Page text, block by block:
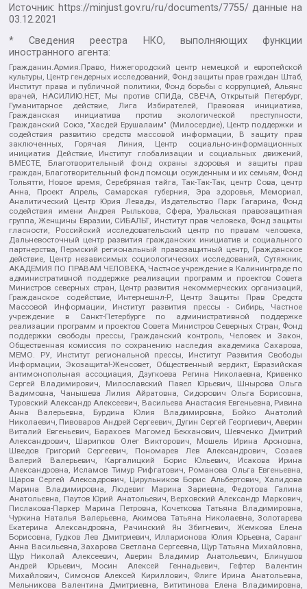
Источник: https://minjust.gov.ru/ru/documents/7755/ данные на
03.12.2021
* Сведения реестра НКО, выполняющих функции
иностранного агента:
Гражданин.Армия.Право, Нижегородский центр немецкой и европейской
культуры, Центр гендерных исследований, Фонд защиты прав граждан Штаб,
Институт права и публичной политики, Фонд борьбы с коррупцией, Альянс
врачей, НАСИЛИЮ.НЕТ, Мы против СПИДа, СВЕЧА, Открытый Петербург,
Гуманитарное действие, Лига Избирателей, Правовая инициатива,
Гражданская инициатива против экологической преступности,
Гражданский Союз, "Хасдей Ерушалаим" (Милосердие), Центр поддержки и
содействия развитию средств массовой информации, В защиту прав
заключенных, Горячая Линия, Центр социально-информационных
инициатив Действие, Институт глобализации и социальных движений,
ВМЕСТЕ, Благотворительный фонд охраны здоровья и защиты прав
граждан, Благотворительный фонд помощи осужденным и их семьям, Фонд
Тольятти, Новое время, Серебряная тайга, Так-Так-Так, центр Сова, центр
Анна, Проект Апрель, Самарская губерния, Эра здоровья, Мемориал,
Аналитический Центр Юрия Левады, Издательство Парк Гагарина, Фонд
содействия имени Андрея Рылькова, Сфера, Уральская правозащитная
группа, Женщины Евразии, СИБАЛЬТ, Институт прав человека, Фонд защиты
гласности, Российский исследовательский центр по правам человека,
Дальневосточный центр развития гражданских инициатив и социального
партнерства, Пермский региональный правозащитный центр, Гражданское
действие, Центр независимых социологических исследований, Сутяжник,
АКАДЕМИЯ ПО ПРАВАМ ЧЕЛОВЕКА, Частное учреждение в Калининграде по
административной поддержке реализации программ и проектов Совета
Министров северных стран, Центр развития некоммерческих организаций,
Гражданское содействие, Интернешнл-Р, Центр Защиты Прав Средств
Массовой Информации, Институт развития прессы - Сибирь, Частное
учреждение в Санкт-Петербурге по административной поддержке
реализации программ и проектов Совета Министров Северных Стран, Фонд
поддержки свободы прессы, Гражданский контроль, Человек и Закон,
Общественная комиссия по сохранению наследия академика Сахарова,
МЕМО. РУ, Институт региональной прессы, Институт Развития Свободы
Информации, Экозащита!-Женсовет, Общественный вердикт, Евразийская
антимонопольная ассоциация, Дзугкоева Регина Николаевна, Кривенко
Сергей Владимирович, Милославский Павел Юрьевич, Шнырова Ольга
Вадимовна, Чанышева Лилия Айратовна, Сидорович Ольга Борисовна,
Туровский Александр Алексеевич, Васильева Анастасия Евгеньевна, Ривина
Анна Валерьевна, Бурдина Юлия Владимировна, Бойко Анатолий
Николаевич, Пивоваров Андрей Сергеевич, Дугин Сергей Георгиевич, Аверин
Виталий Евгеньевич, Барахоев Магомед Бекханович, Шевченко Дмитрий
Александрович, Шарипков Олег Викторович, Мошель Ирина Ароновна,
Шведов Григорий Сергеевич, Пономарев Лев Александрович, Созаев
Валерий Валерьевич, Каргалицкий Борис Юльевич, Исакова Ирина
Александровна, Исламов Тимур Рифгатович, Романова Ольга Евгеньевна,
Щаров Сергей Алексадрович, Цирульников Борис Альбертович, Халидова
Марина Владимировна, Людевиг Марина Зариевна, Федотова Галина
Анатольевна, Паутов Юрий Анатольевич, Верховский Александр Маркович,
Пислакова-Паркер Марина Петровна, Кочеткова Татьяна Владимировна,
Чуркина Наталья Валерьевна, Акимова Татьяна Николаевна, Золотарева
Екатерина Александровна, Рачинский Ян Збигневич, Жемкова Елена
Борисовна, Гудков Лев Дмитриевич, Илларионова Юлия Юрьевна, Саранг
Анна Васильевна, Захарова Светлана Сергеевна, Щур Татьяна Михайловна,
Щур Николай Алексеевич, Аверин Владимир Анатольевич, Блинушов
Андрей Юрьевич, Мосин Алексей Геннадьевич, Гефтер Валентин
Михайлович, Симонов Алексей Кириллович, Флиге Ирина Анатольевна,
Мельникова Валентина Дмитриевна, Вититинова Елена Владимировна,